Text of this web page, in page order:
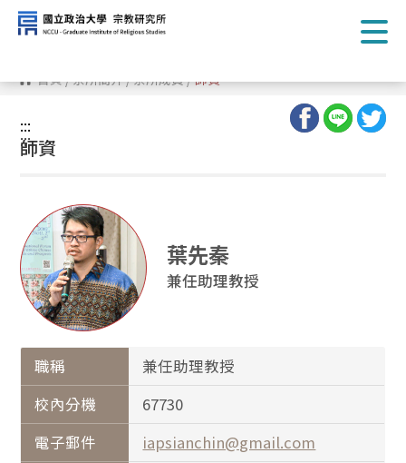
跳
到
主
容 首頁/系所簡介/系所成員/師資
:::
:::
師資
葉先秦
兼任助理教授
職稱
兼任助理教授
校內分機
67730
電子郵件
iapsianchin@gmail.com